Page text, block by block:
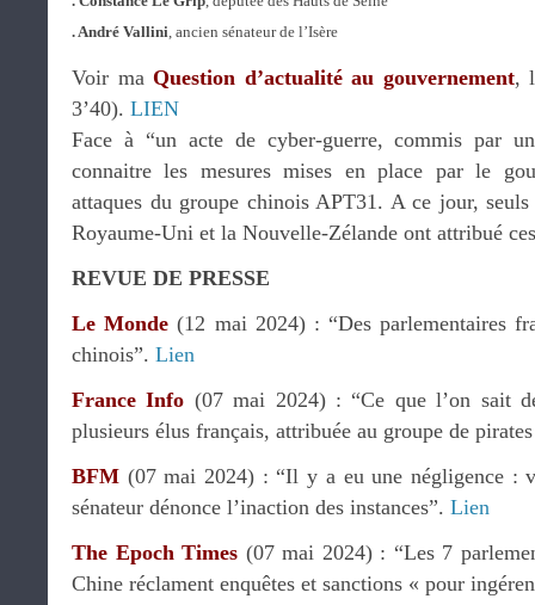
. André Vallini, ancien sénateur de l’Isère
Voir maQuestion d’actualité au gouvernement,
3’40). LIEN
Face à “un acte de cyber-guerre, commis par
connaitre les mesures mises en place par le
attaques du groupe chinois APT31. A ce jour,
Royaume-Uni et la Nouvelle-Zélande ont attribué
REVUE DE PRESSE
Le Monde (12 mai 2024) : “Des parlementaires
chinois”. Lien
France Info (07 mai 2024) : “Ce que l’on sait
plusieurs élus français, attribuée au groupe de
BFM (07 mai 2024) : “Il y a eu une négligence :
sénateur dénonce l’inaction des instances”. Lien
The Epoch Times (07 mai 2024) : “Les 7
Chine réclament enquêtes et sanctions « pour